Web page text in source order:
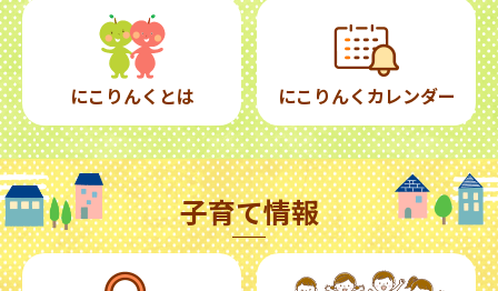
にこりんくとは にこりんくカレンダー
子育て情報